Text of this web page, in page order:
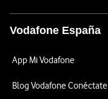
Vodafone España
App Mi Vodafone
Blog Vodafone Conéctate